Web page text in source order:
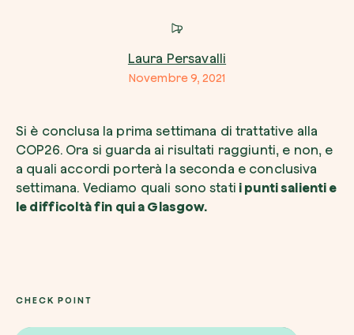
Laura Persavalli
Novembre 9, 2021
Si è conclusa la prima settimana di trattative alla
COP26. Ora si guarda ai risultati raggiunti, e non, e
a quali accordi porterà la seconda e conclusiva
settimana. Vediamo quali sono stati i punti salienti e
le difficoltà fin qui a Glasgow.
CHECK POINT
Crea la tua foresta
Pianta una foresta in un’area del mondo a
Comincia ora
Servizio di interesse